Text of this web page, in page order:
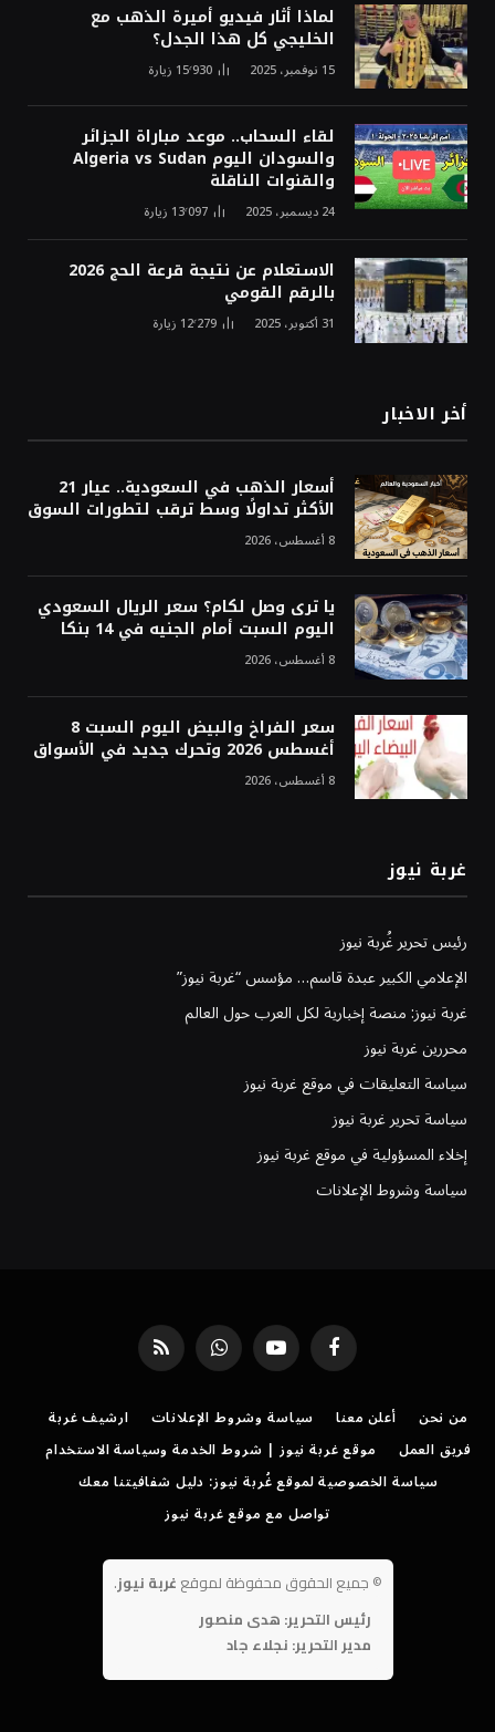
لماذا أثار فيديو أميرة الذهب مع
الخليجي كل هذا الجدل؟
15 نوفمبر، 2025 15٬930 زيارة
لقاء السحاب.. موعد مباراة الجزائر
والسودان اليوم Algeria vs Sudan
والقنوات الناقلة
24 ديسمبر، 2025 13٬097 زيارة
الاستعلام عن نتيجة قرعة الحج 2026
بالرقم القومي
31 أكتوبر، 2025 12٬279 زيارة
أخر الاخبار
أسعار الذهب في السعودية.. عيار 21
الأكثر تداولًا وسط ترقب لتطورات السوق
8 أغسطس، 2026
يا ترى وصل لكام؟ سعر الريال السعودي
اليوم السبت أمام الجنيه في 14 بنكا
8 أغسطس، 2026
سعر الفراخ والبيض اليوم السبت 8
أغسطس 2026 وتحرك جديد في الأسواق
8 أغسطس، 2026
غربة نيوز
رئيس تحرير غُربة نيوز
الإعلامي الكبير عبدة قاسم… مؤسس “غربة نيوز”
غربة نيوز: منصة إخبارية لكل العرب حول العالم
محررين غربة نيوز
سياسة التعليقات في موقع غربة نيوز
سياسة تحرير غربة نيوز
إخلاء المسؤولية في موقع غربة نيوز
سياسة وشروط الإعلانات
فيسبوك يوتيوب واتساب RSS
من نحن أعلن معنا سياسة وشروط الإعلانات
ارشيف غربة
فريق العمل
موقع غربة نيوز | شروط الخدمة وسياسة الاستخدام
سياسة الخصوصية لموقع غُربة نيوز: دليل شفافيتنا معك
تواصل مع موقع غربة نيوز
© جميع الحقوق محفوظة لموقع غربة نيوز.
رئيس التحرير: هدى منصور
مدير التحرير: نجلاء جاد